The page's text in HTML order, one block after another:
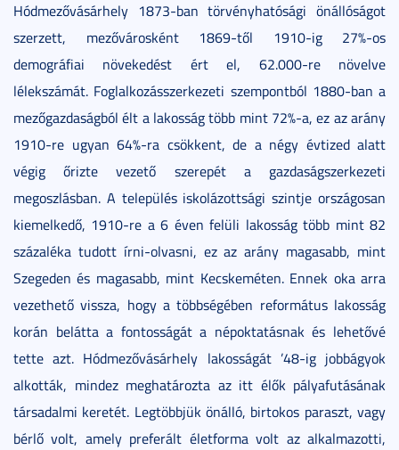
Hódmezővásárhely 1873-ban törvényhatósági önállóságot
szerzett, mezővárosként 1869-től 1910-ig 27%-os
demográfiai növekedést ért el, 62.000-re növelve
lélekszámát. Foglalkozásszerkezeti szempontból 1880-ban a
mezőgazdaságból élt a lakosság több mint 72%-a, ez az arány
1910-re ugyan 64%-ra csökkent, de a négy évtized alatt
végig őrizte vezető szerepét a gazdaságszerkezeti
megoszlásban. A település iskolázottsági szintje országosan
kiemelkedő, 1910-re a 6 éven felüli lakosság több mint 82
százaléka tudott írni-olvasni, ez az arány magasabb, mint
Szegeden és magasabb, mint Kecskeméten. Ennek oka arra
vezethető vissza, hogy a többségében református lakosság
korán belátta a fontosságát a népoktatásnak és lehetővé
tette azt. Hódmezővásárhely lakosságát ’48-ig jobbágyok
alkották, mindez meghatározta az itt élők pályafutásának
társadalmi keretét. Legtöbbjük önálló, birtokos paraszt, vagy
bérlő volt, amely preferált életforma volt az alkalmazotti,